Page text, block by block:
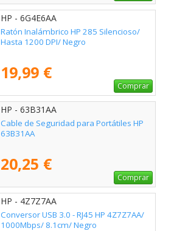
HP - 6G4E6AA
Ratón Inalámbrico HP 285 Silencioso/
Hasta 1200 DPI/ Negro
19,99 €
Comprar
HP - 63B31AA
Cable de Seguridad para Portátiles HP
63B31AA
20,25 €
Comprar
HP - 4Z7Z7AA
Conversor USB 3.0 - RJ45 HP 4Z7Z7AA/
1000Mbps/ 8.1cm/ Negro